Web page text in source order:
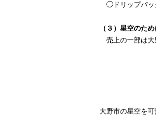
◯ドリップパッ
（３）星空のた
売上の一部は大
大野市の星空を